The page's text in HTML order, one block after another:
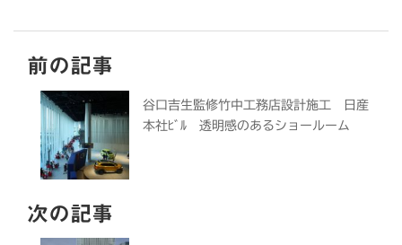
前の記事
谷口吉生監修竹中工務店設計施工 日産
本社ﾋﾞﾙ 透明感のあるショールーム
次の記事